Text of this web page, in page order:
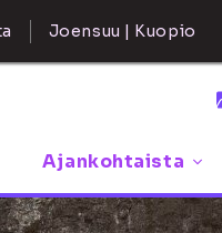
Joensuu | Kuopio
Ajankohtaista